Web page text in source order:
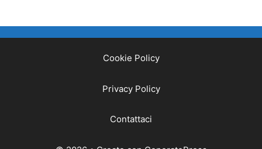
Cookie Policy
Privacy Policy
Contattaci